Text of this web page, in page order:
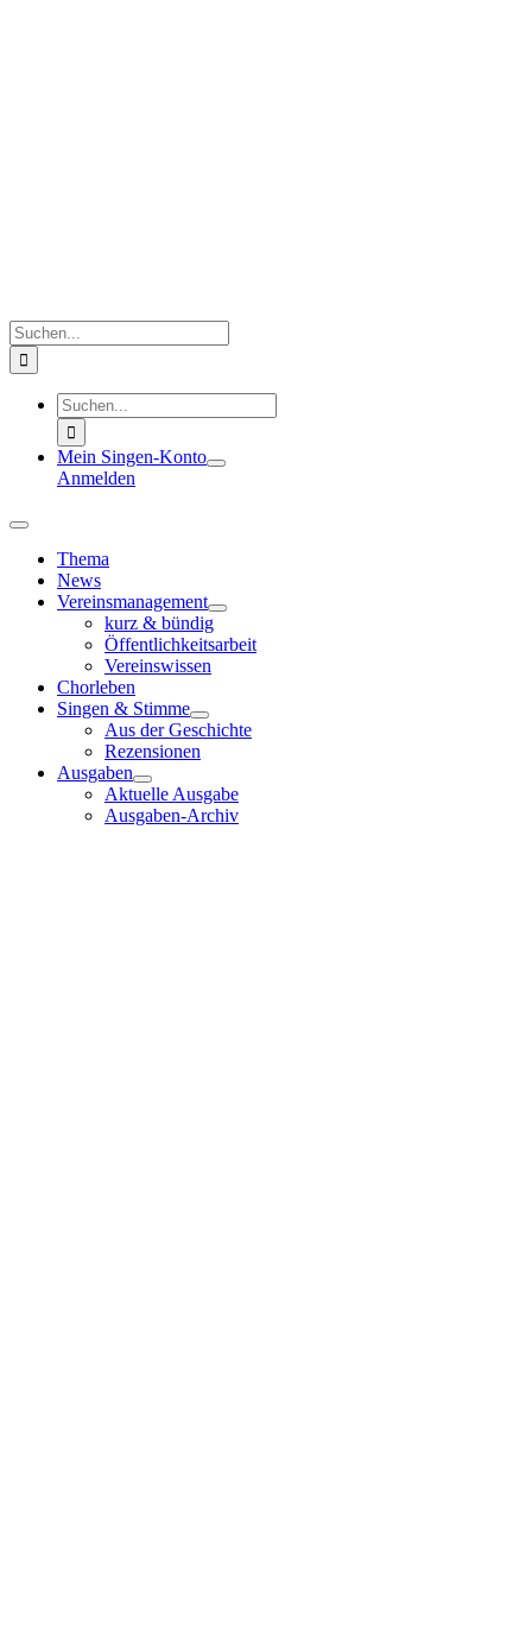
Suche
nach:
Suche
nach:
Mein Singen-Konto
Anmelden
Toggle
NavigationThema
News
Vereinsmanagement
kurz & bündig
Öffentlichkeitsarbeit
Vereinswissen
Chorleben
Singen & Stimme
Aus der Geschichte
Rezensionen
Ausgaben
Aktuelle Ausgabe
Ausgaben-Archiv